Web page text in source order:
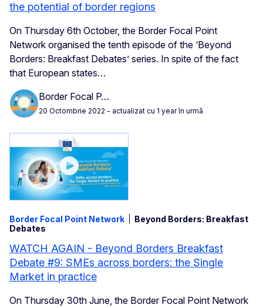
the potential of border regions
On Thursday 6th October, the Border Focal Point
Network organised the tenth episode of the ‘Beyond
Borders: Breakfast Debates’ series. In spite of the fact
that European states…
Border Focal P…
20 Octombrie 2022 - actualizat cu 1 year în urmă
Border Focal Point Network
Beyond Borders: Breakfast
Debates
WATCH AGAIN - Beyond Borders Breakfast
Debate #9: SMEs across borders: the Single
Market in practice
On Thursday 30th June, the Border Focal Point Network